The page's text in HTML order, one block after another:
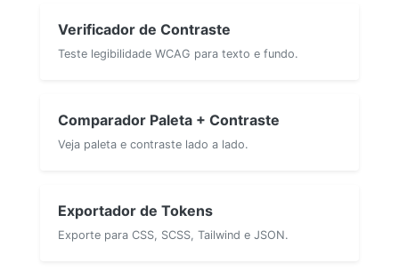
Verificador de Contraste
Teste legibilidade WCAG para texto e fundo.
Comparador Paleta + Contraste
Veja paleta e contraste lado a lado.
Exportador de Tokens
Exporte para CSS, SCSS, Tailwind e JSON.